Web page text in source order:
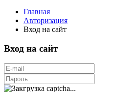
Главная
Авторизация
Вход на сайт
Вход на сайт